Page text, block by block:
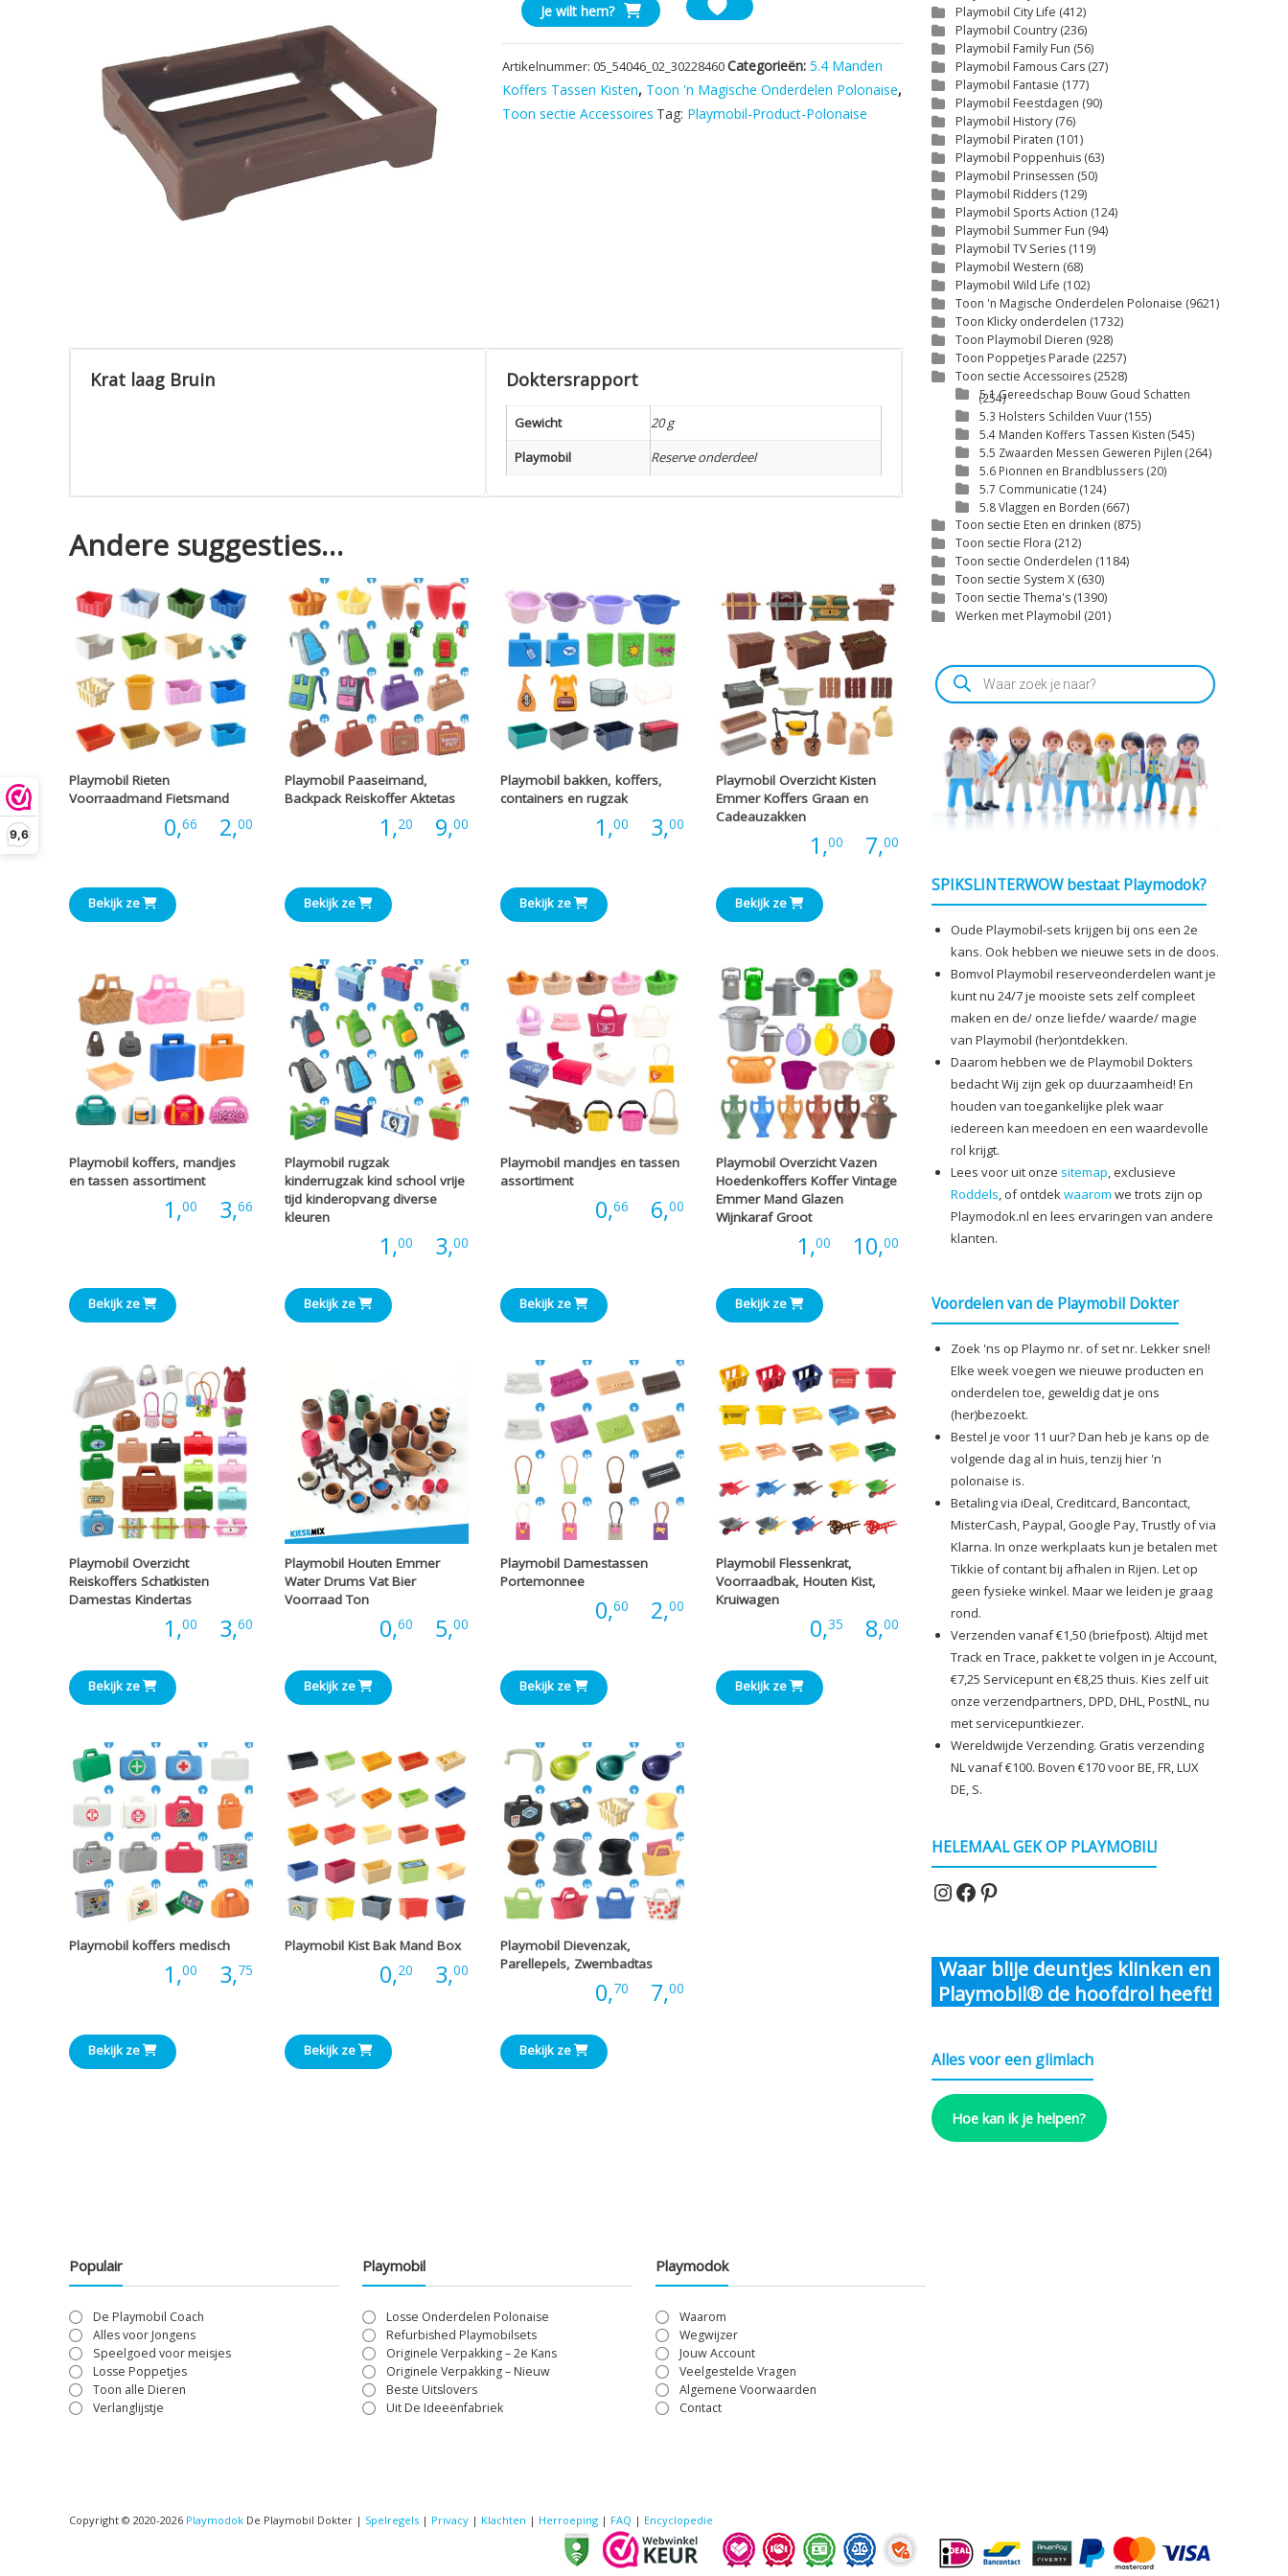
9,6
Krat
laag
Bruin
aantal
Je wilt hem?
Artikelnummer:05_54046_02_30228460Categorieën:5.4 Manden
Koffers Tassen Kisten, Toon 'n Magische Onderdelen Polonaise,
Toon sectie Accessoires Tag: Playmobil-Product-Polonaise
Krat laag Bruin Doktersrapport
Gewicht
20 g
Playmobil
Reserve onderdeel
Andere suggesties…
Playmobil Rieten
Voorraadmand Fietsmand
0,66 2,00Prijsklasse:
Bekijk ze
Playmobil Paaseimand,
Backpack Reiskoffer Aktetas
1,20 9,00Prijsklasse:
Bekijk ze
Playmobil bakken, koffers,
containers en rugzak
1,00 3,00Prijsklasse:
Bekijk ze
Playmobil Overzicht Kisten
Emmer Koffers Graan en
Cadeauzakken
1,00 7,00
€1,00
€7,00
Bekijk ze
Playmobil koffers, mandjes
en tassen assortiment
1,00 3,66Prijsklasse:
€3,66
Bekijk ze
Playmobil rugzak
kinderrugzak kind school vrije
tijd kinderopvang diverse
kleuren
1,00 3,00Prijsklasse:
€1,00
€3,00
Bekijk ze
Playmobil mandjes en tassen
assortiment
0,66 6,00Prijsklasse:
€6,00
Bekijk ze
Playmobil Overzicht Vazen
Hoedenkoffers Koffer Vintage
Emmer Mand Glazen
Wijnkaraf Groot
1,00 10,00
Prijsklasse:
€10,00
Bekijk ze
Playmobil Overzicht
Reiskoffers Schatkisten
Damestas Kindertas
1,00 3,60Prijsklasse:
€1,00
€3,60
Bekijk ze
Playmobil Houten Emmer
Water Drums Vat Bier
Voorraad Ton
0,60 5,00Prijsklasse:
€0,60
€5,00
Bekijk ze
Playmobil Damestassen
Portemonnee
0,60 2,00Prijsklasse:
Bekijk ze
Playmobil Flessenkrat,
Voorraadbak, Houten Kist,
Kruiwagen
0,35 8,00
Prijsklasse:
€0,35
€8,00
Bekijk ze
Playmobil koffers medisch
1,00 3,75Prijsklasse:
Bekijk ze
Playmobil Kist Bak Mand Box
0,20 3,00Prijsklasse:
Bekijk ze
Playmobil Dievenzak,
Parellepels, Zwembadtas
0,70 7,00Prijsklasse:
Bekijk ze
Playmobil City Life (412)
Playmobil Country (236)
Playmobil Family Fun (56)
Playmobil Famous Cars (27)
Playmobil Fantasie (177)
Playmobil Feestdagen (90)
Playmobil History (76)
Playmobil Piraten (101)
Playmobil Poppenhuis (63)
Playmobil Prinsessen (50)
Playmobil Ridders (129)
Playmobil Sports Action (124)
Playmobil Summer Fun (94)
Playmobil TV Series (119)
Playmobil Western (68)
Playmobil Wild Life (102)
Toon 'n Magische Onderdelen Polonaise (9621)
Toon Klicky onderdelen (1732)
Toon Playmobil Dieren (928)
Toon Poppetjes Parade (2257)
Toon sectie Accessoires (2528)
5.1 Gereedschap Bouw Goud Schatten
(254)
5.3 Holsters Schilden Vuur(155)
5.4 Manden Koffers Tassen Kisten (545)
5.5 Zwaarden Messen Geweren Pijlen (264)
5.6 Pionnen en Brandblussers (20)
5.7 Communicatie (124)
5.8 Vlaggen en Borden (667)
Toon sectie Eten en drinken (875)
Toon sectie Flora (212)
Toon sectie Onderdelen (1184)
Toon sectie System X (630)
Toon sectie Thema's (1390)
Werken met Playmobil (201)
Producten
zoeken
SPIKSLINTERWOW bestaat Playmodok?
Oude Playmobil-sets krijgen bij ons een 2e
kans. Ook hebben we nieuwe sets in de doos.
Bomvol Playmobil reserveonderdelen want je
kunt nu 24/7 je mooiste sets zelf compleet
maken en de/ onze liefde/ waarde/ magie
van Playmobil (her)ontdekken.
Daarom hebben we de Playmobil Dokters
bedacht Wij zijn gek op duurzaamheid! En
houden van toegankelijke plek waar
iedereen kan meedoen en een waardevolle
rol krijgt.
Lees voor uit onze sitemap, exclusieve
Roddels, of ontdekwaarom we trots zijn op
Playmodok.nl en lees ervaringen van andere
klanten.
Voordelen van de Playmobil Dokter
Zoek 'ns op Playmo nr. of set nr. Lekker snel!
Elke week voegen we nieuwe producten en
onderdelen toe, geweldig dat je ons
(her)bezoekt.
Bestel je voor 11 uur? Dan heb je kans op de
volgende dag al in huis, tenzij hier 'n
polonaise is.
Betaling via iDeal, Creditcard, Bancontact,
MisterCash, Paypal, Google Pay, Trustly of via
Klarna. In onze werkplaats kun je betalen met
Tikkie of contant bij afhalen in Rijen. Let op
geen fysieke winkel. Maar we leiden je graag
rond.
Verzenden vanaf €1,50 (briefpost). Altijd met
Track en Trace, pakket te volgen in je Account,
€7,25 Servicepunt en €8,25 thuis. Kies zelf uit
onze verzendpartners, DPD, DHL, PostNL, nu
met servicepuntkiezer.
Wereldwijde Verzending. Gratis verzending
NL vanaf €100. Boven €170 voor BE, FR, LUX
DE, S.
HELEMAAL GEK OP PLAYMOBIL!
Instagram
Facebook
Pinterest
Waar blije deuntjes klinken en
Playmobil® de hoofdrol heeft!
Alles voor een glimlach
Hoe kan ik je helpen?
Populair
De Playmobil Coach
Alles voor Jongens
Speelgoed voor meisjes
Losse Poppetjes
Toon alle Dieren
Verlanglijstje
Playmobil
Losse Onderdelen Polonaise
Refurbished Playmobilsets
Originele Verpakking – 2e Kans
Originele Verpakking – Nieuw
Beste Uitslovers
Uit De Ideeënfabriek
Playmodok
Waarom
Wegwijzer
Jouw Account
Veelgestelde Vragen
Algemene Voorwaarden
Contact
Copyright © 2020-2026 Playmodok De Playmobil Dokter | Spelregels | Privacy | Klachten | Herroeping | FAQ | Encyclopedie